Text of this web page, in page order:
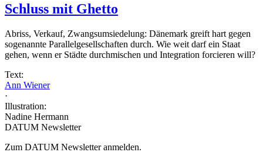
Schluss mit Ghetto
Abriss, Verkauf, Zwangsumsiedelung: Dänemark greift hart gegen
sogenannte Parallelgesellschaften durch. Wie weit darf ein Staat
gehen, wenn er Städte durchmischen und Integration forcieren will?
Text:
Ann Wiener
·
Illustration:
Nadine Hermann
DATUM Newsletter
Zum DATUM Newsletter anmelden.